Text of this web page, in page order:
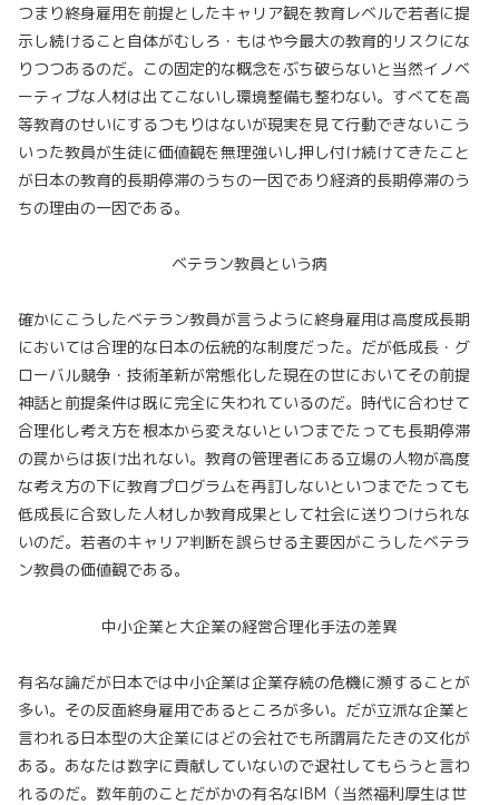
つまり終身雇用を前提としたキャリア観を教育レベルで若者に提
示し続けること自体がむしろ・もはや今最大の教育的リスクにな
りつつあるのだ。この固定的な概念をぶち破らないと当然イノベ
ーティブな人材は出てこないし環境整備も整わない。すべてを高
等教育のせいにするつもりはないが現実を見て行動できないこう
いった教員が生徒に価値観を無理強いし押し付け続けてきたこと
が日本の教育的長期停滞のうちの一因であり経済的長期停滞のう
ちの理由の一因である。
ベテラン教員という病
確かにこうしたベテラン教員が言うように終身雇用は高度成長期
においては合理的な日本の伝統的な制度だった。だが低成長・グ
ローバル競争・技術革新が常態化した現在の世においてその前提
神話と前提条件は既に完全に失われているのだ。時代に合わせて
合理化し考え方を根本から変えないといつまでたっても長期停滞
の罠からは抜け出れない。教育の管理者にある立場の人物が高度
な考え方の下に教育プログラムを再訂しないといつまでたっても
低成長に合致した人材しか教育成果として社会に送りつけられな
いのだ。若者のキャリア判断を誤らせる主要因がこうしたベテラ
ン教員の価値観である。
中小企業と大企業の経営合理化手法の差異
有名な論だが日本では中小企業は企業存続の危機に瀕することが
多い。その反面終身雇用であるところが多い。だが立派な企業と
言われる日本型の大企業にはどの会社でも所謂肩たたきの文化が
ある。あなたは数字に貢献していないので退社してもらうと言わ
れるのだ。数年前のことだがかの有名なIBM（当然福利厚生は世